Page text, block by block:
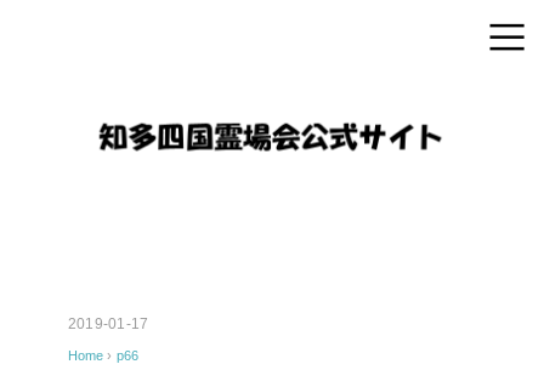
2019-01-17
Home › p66